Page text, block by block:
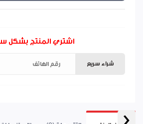
اشتري المنتج بشكل
شراء سريع